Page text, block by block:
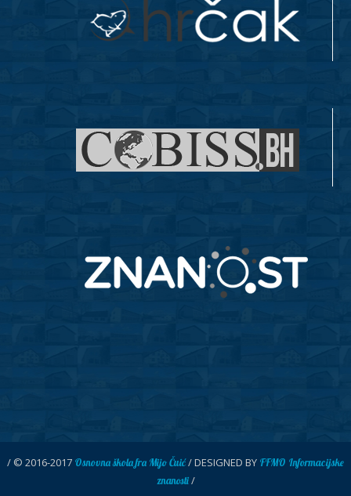
/ © 2016-2017 Osnovna škola fra Mijo Čuić/ DESIGNED BY FFMO Informacijske
znanosti/